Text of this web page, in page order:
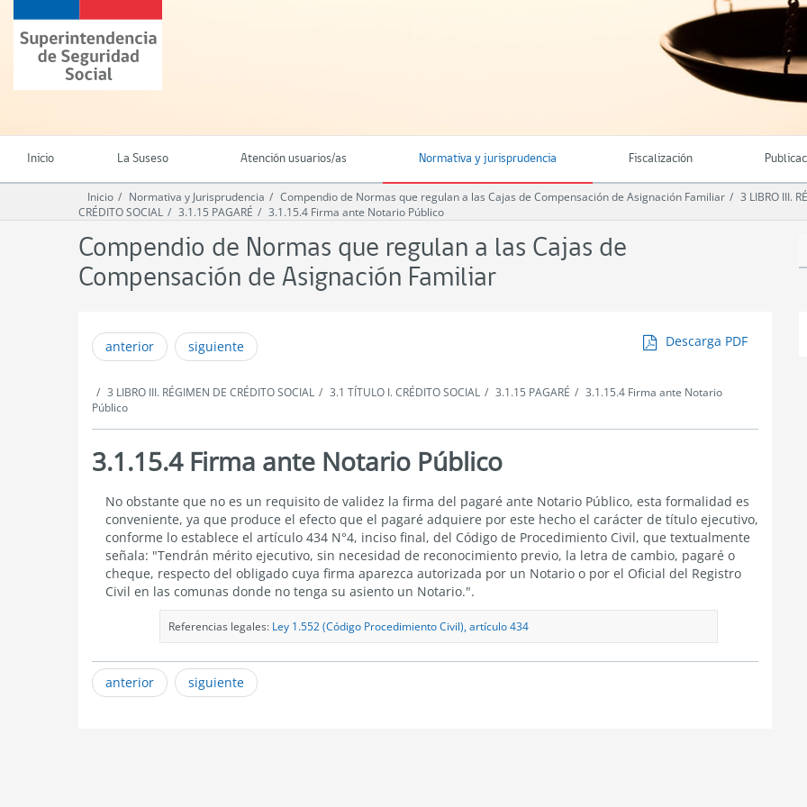
contenido
principal
Superintendencia
de
Seguridad
(SUSESO)
Chile
Inicio La Suseso Atención usuarios/as Normativa y jurisprudencia Fiscalización
Inicio Normativa y Jurisprudencia Compendio de Normas que regulan a las Cajas de Compensación de Asignación Familiar 3 LIBRO III.
CRÉDITO SOCIAL
3.1.15 PAGARÉ 3.1.15.4 Firma ante Notario Público
Compendio de Normas que regulan a las Cajas de
Compensación de Asignación Familiar
Descarga PDF
anterior siguiente
3 LIBRO III. RÉGIMEN DE CRÉDITO SOCIAL 3.1 TÍTULO I. CRÉDITO SOCIAL 3.1.15 PAGARÉ
3.1.15.4 Firma ante Notario
Público
3.1.15.4 Firma ante Notario Público
3.1.15.4
Firma
Notario
Público
No obstante que no es un requisito de validez la firma del pagaré ante Notario Público, esta formalidad es
conveniente, ya que produce el efecto que el pagaré adquiere por este hecho el carácter de título ejecutivo,
conforme lo establece el artículo 434 N°4, inciso final, del Código de Procedimiento Civil, que textualmente
señala: "Tendrán mérito ejecutivo, sin necesidad de reconocimiento previo, la letra de cambio, pagaré o
cheque, respecto del obligado cuya firma aparezca autorizada por un Notario o por el Oficial del Registro
Civil en las comunas donde no tenga su asiento un Notario.".
Referencias legales: Ley 1.552 (Código Procedimiento Civil), artículo 434
anterior siguiente